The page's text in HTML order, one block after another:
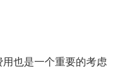
也是一个重要的考虑